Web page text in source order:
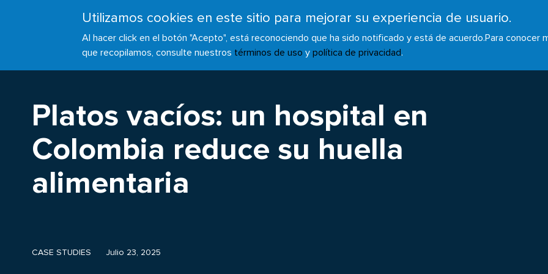
Utilizamos cookies en este sitio para mejorar su experiencia de usuario.
Al hacer click en el botón "Acepto", está reconociendo que ha sido notificado y está de acuerdo.Para conocer
que recopilamos, consulte nuestros términos de uso ypolítica de privacidad.
Main
navigation
ACERCA DE UNIRSE RECURSOS INICIATIVAS AGENDA GLOBAL
Platos vacíos: un hospital en
Colombia reduce su huella
alimentaria
CASE STUDIES Julio 23, 2025